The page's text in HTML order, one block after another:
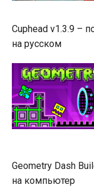
Cuphead v1.3.9 –
на русском
Geometry Dash
на компьютер